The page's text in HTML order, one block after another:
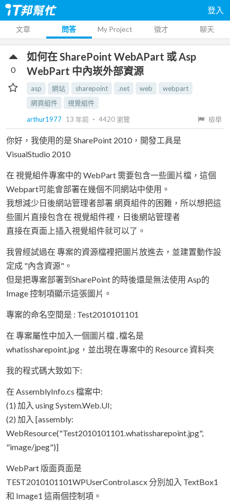
登入
文章 問答 My Project 徵才 聊天
如何在 SharePoint WebAPart 或 Asp
WebPart 中內崁外部資源
asp 網站 sharepoint .net web
webpart
網頁組件
視覺組件
arthur1977 13 年前 ‧ 4420瀏覽 檢舉
0
你好，我使用的是 SharePoint 2010，開發工具是
VisualStudio 2010
在 視覺組件專案中的 WebPart 需要包含一些圖片檔，這個
Webpart可能會部署在幾個不同網站中使用。
我想減少日後網站管理者部署 網頁組件的困難，所以想把這
些圖片直接包含在 視覺組件裡，日後網站管理者
直接在頁面上插入視覺組件就可以了。
我曾經試過在 專案的資源檔裡把圖片放進去，並建置動作設
定成 "內含資源"。
但是把專案部署到SharePoint 的時後還是無法使用 Asp的
Image 控制項顯示這張圖片。
專案的命名空間是 : Test2010101101
在 專案屬性中加入一個圖片檔 , 檔名是
whatissharepoint.jpg，並出現在專案中的 Resource 資料夾
我的程式碼大致如下:
在 AssemblyInfo.cs 檔案中:
(1) 加入 using System.Web.UI;
(2) 加入 [assembly:
WebResource("Test2010101101.whatissharepoint.jpg",
"image/jpeg")]
WebPart 版面頁面是
TEST2010101101WPUserControl.ascx 分別加入 TextBox1
和 Image1 這兩個控制項。